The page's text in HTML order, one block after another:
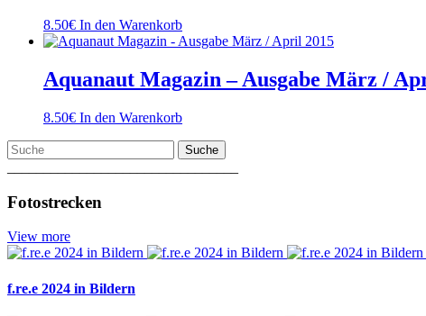
8.50€ In den Warenkorb
Aquanaut Magazin – Ausgabe März /
8.50€ In den Warenkorb
Suche
Fotostrecken
View more
f.re.e 2024 in Bildern